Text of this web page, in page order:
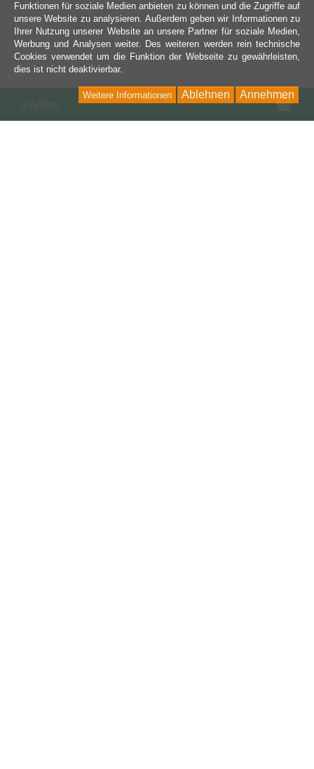
Funktionen für soziale Medien anbieten zu können und die Zugriffe auf
unsere Website zu analysieren. Außerdem geben wir Informationen zu
Ihrer Nutzung unserer Website an unsere Partner für soziale Medien,
Werbung und Analysen weiter. Des weiteren werden rein technische
Cookies verwendet um die Funktion der Webseite zu gewährleisten,
dies ist nicht deaktivierbar.
Annehmen
Ablehnen
Weitere Informationen